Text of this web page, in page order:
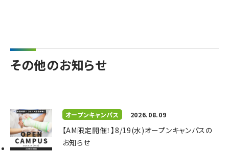
その他のお知らせ
オープンキャンパス 2026.08.09
【AM限定開催！】8/19(水)オープンキャンパスの
お知らせ